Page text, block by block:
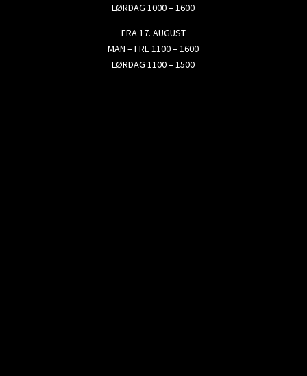
LØRDAG 1000 – 1600
FRA 17. AUGUST
MAN – FRE 1100 – 1600
LØRDAG 1100 – 1500